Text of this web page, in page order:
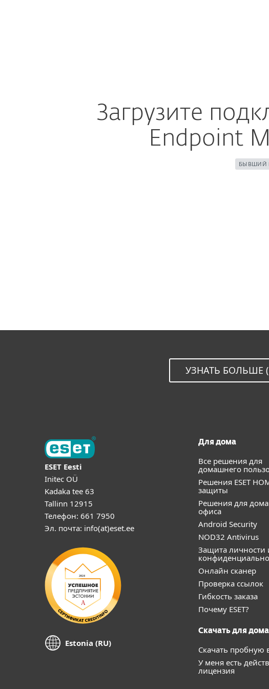
Загрузите
Endpoint
БЫВШИЙ
УЗНАТЬ БОЛЬШЕ
ESET Eesti
Initec OÜ
Kadaka tee 63
Tallinn 12915
Телефон: 661 7950
Эл. почта: info(at)eset.ee
Estonia (RU)
Для дома
Все решения для
домашнего
Решения ESET
защиты
Решения для
офиса
Android Security
NOD32 Antivirus
Защита личности
Онлайн сканер
Проверка ссылок
Гибкость заказа
Почему ESET?
Скачать для дома
Скачать пробную
У меня есть
лицензия